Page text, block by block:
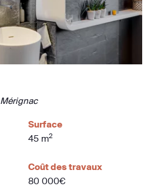
Surface
45 m2
Coût des travaux
80 000€